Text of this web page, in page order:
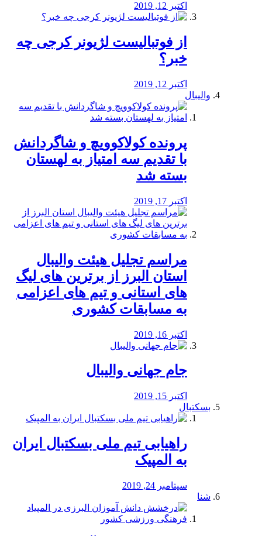
اکتبر 12, 2019
از فوتبالیست لژیونر کرجی چه
خبر؟
اکتبر 12, 2019
والیبال
پرونده کولاکوویچ و شاگردانش
با تقدیم سه امتیاز به لهستان
بسته شد
اکتبر 17, 2019
مراسم تجلیل هیئت والیبال
استان البرز از برترین های لیگ
های استانی و تیم های اعزامی
به مسابقات کشوری
اکتبر 16, 2019
جام جهانی والیبال
اکتبر 15, 2019
بسکتبال
راهیابی تیم ملی بسکتبال ایران
به المپیک
سپتامبر 24, 2019
شنا